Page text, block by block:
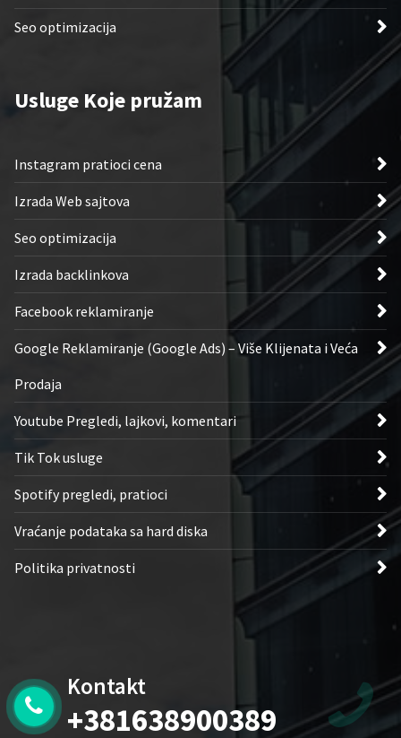
Seo optimizacija
Usluge Koje pružam
Instagram pratioci cena
Izrada Web sajtova
Seo optimizacija
Izrada backlinkova
Facebook reklamiranje
Google Reklamiranje (Google Ads) – Više Klijenata i Veća
Prodaja
Youtube Pregledi, lajkovi, komentari
Tik Tok usluge
Spotify pregledi, pratioci
Vraćanje podataka sa hard diska
Politika privatnosti
Kontakt
+381638900389